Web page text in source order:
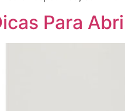
Para